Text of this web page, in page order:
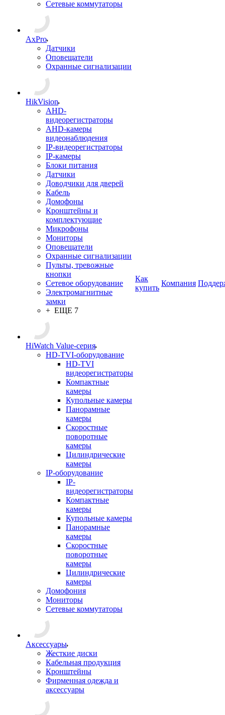
Сетевые коммутаторы
AxPro
Датчики
Оповещатели
Охранные сигнализации
HikVision
AHD-
видеорегистраторы
AHD-камеры
видеонаблюдения
IP-видеорегистраторы
IP-камеры
Блоки питания
Датчики
Доводчики для дверей
Кабель
Домофоны
Кронштейны и
комплектующие
Микрофоны
Мониторы
Оповещатели
Охранные сигнализации
Пульты, тревожные
кнопки
Сетевое оборудование
Электромагнитные
замки
+ ЕЩЕ 7
HiWatch Value-серия
HD-TVI-оборудование
HD-TVI
видеорегистраторы
Компактные
камеры
Купольные камеры
Панорамные
камеры
Скоростные
поворотные
камеры
Цилиндрические
камеры
IP-оборудование
IP-
видеорегистраторы
Компактные
камеры
Купольные камеры
Панорамные
камеры
Скоростные
поворотные
камеры
Цилиндрические
камеры
Домофония
Мониторы
Сетевые коммутаторы
Аксессуары
Жесткие диски
Кабельная продукция
Кронштейны
Фирменная одежда и
аксессуары
Как
купить
Компания